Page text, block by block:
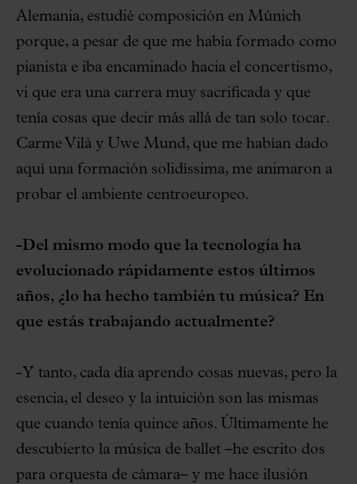
Alemania, estudié composición en Múnich
porque, a pesar de que me había formado como
pianista e iba encaminado hacia el concertismo,
vi que era una carrera muy sacrificada y que
tenía cosas que decir más allá de tan solo tocar.
Carme Vilà y Uwe Mund, que me habían dado
aquí una formación solidíssima, me animaron a
probar el ambiente centroeuropeo.
-Del mismo modo que la tecnología ha
evolucionado rápidamente estos últimos
años, ¿lo ha hecho también tu música? En
que estás trabajando actualmente?
-Y tanto, cada día aprendo cosas nuevas, pero la
esencia, el deseo y la intuición son las mismas
que cuando tenía quince años. Últimamente he
descubierto la música de ballet –he escrito dos
para orquesta de cámara– y me hace ilusión